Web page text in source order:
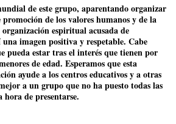
de este grupo, aparentando organizar
de los valores humanos y de la
espiritual acusada de
imagen positiva y respetable. Cabe
pueda estar tras el interés que tienen por
de edad. Esperamos que esta
ayude a los centros educativos y a otras
a un grupo que no ha puesto todas las
hora de presentarse.